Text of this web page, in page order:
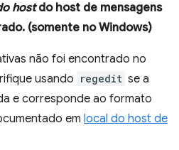
hostdo host de mensagens
(somente no Windows)
não foi encontrado no
usando regedit se a
e corresponde ao formato
em local do host de